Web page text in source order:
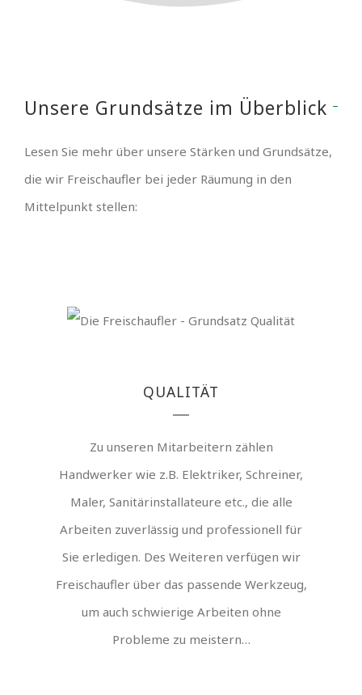
Unsere Grundsätze im Überblick
Lesen Sie mehr über unsere Stärken und Grundsätze,
die wir Freischaufler bei jeder Räumung in den
Mittelpunkt stellen:
QUALITÄT
Zu unseren Mitarbeitern zählen
Handwerker wie z.B. Elektriker, Schreiner,
Maler, Sanitärinstallateure etc., die alle
Arbeiten zuverlässig und professionell für
Sie erledigen. Des Weiteren verfügen wir
Freischaufler über das passende Werkzeug,
um auch schwierige Arbeiten ohne
Probleme zu meistern…